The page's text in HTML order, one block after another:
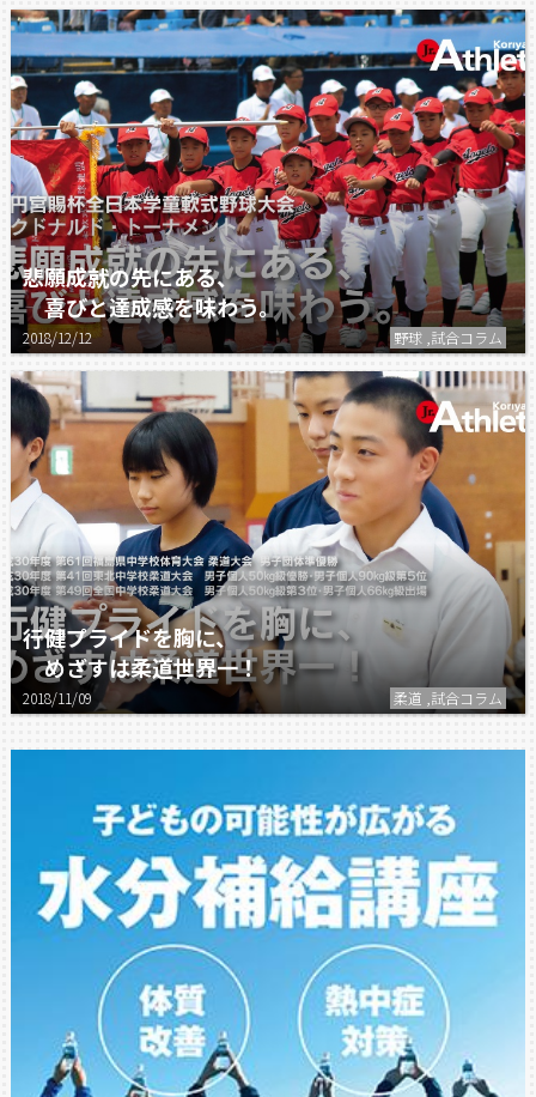
悲願成就の先にある、
喜びと達成感を味わう。
2018/12/12 野球 ,試合コラム
行健プライドを胸に、
めざすは柔道世界一！
2018/11/09 柔道 ,試合コラム